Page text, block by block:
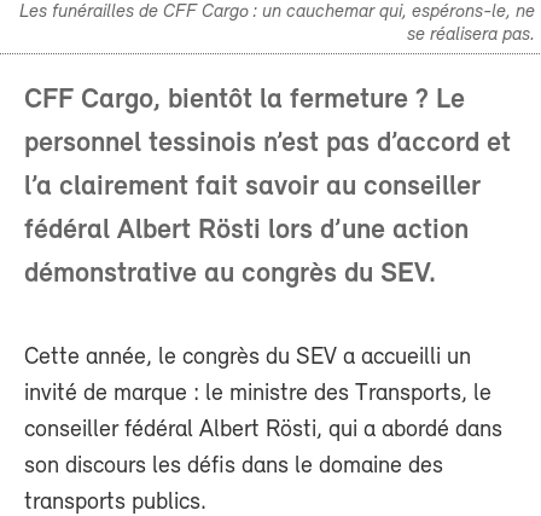
Les funérailles de CFF Cargo : un cauchemar qui, espérons-le, ne
se réalisera pas.
CFF Cargo, bientôt la fermeture ? Le
personnel tessinois n’est pas d’accord et
l’a clairement fait savoir au conseiller
fédéral Albert Rösti lors d’une action
démonstrative au congrès du SEV.
Cette année, le congrès du SEV a accueilli un
invité de marque : le ministre des Transports, le
conseiller fédéral Albert Rösti, qui a abordé dans
son discours les défis dans le domaine des
transports publics.